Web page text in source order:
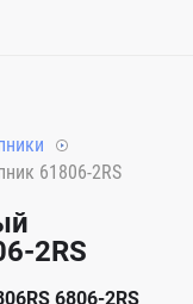
61806-2RS
2RS
6806-2RS